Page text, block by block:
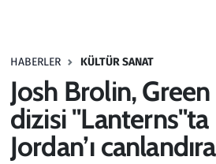
HABERLER KÜLTÜR SANAT
Josh Brolin,
dizisi
Jordan’ı
Haber
Kültür Sanat
Kurumsal Haberler